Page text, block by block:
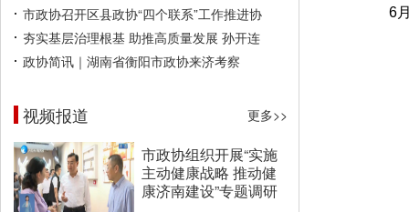
市政协召开区县政协“四个联系”工作推进协
夯实基层治理根基 助推高质量发展 孙开连
政协简讯｜湖南省衡阳市政协来济考察
视频报道 更多>>
市政协组织开展“实施
主动健康战略 推动健
康济南建设”专题调研
6